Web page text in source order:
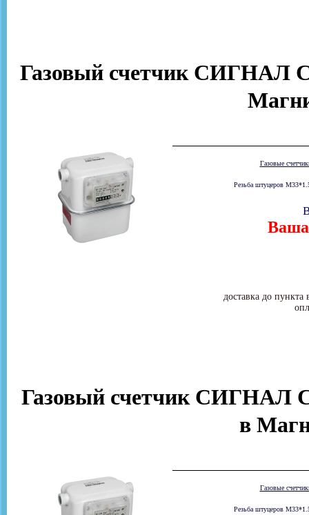
Газовый счетчик СИГНАЛ
Газовые
Резьба штуцеров
Ваша
доставка до
Газовый счетчик СИГНАЛ
в
Газовые
Резьба штуцеров